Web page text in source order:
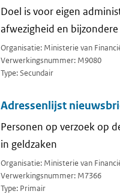
Doel is voor eigen
afwezigheid en
Organisatie: Ministerie van
Verwerkingsnummer: M9080
Type: Secundair
Adressenlijst
Personen op verzoek op
in geldzaken
Organisatie: Ministerie van
Verwerkingsnummer: M7366
Type: Primair